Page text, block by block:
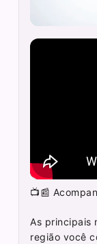
📺📰
As principais
região você